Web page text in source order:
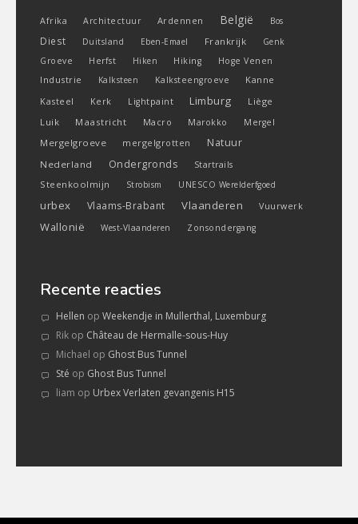
Afrika Architectuur Ardennen België Bos
Diest Duitsland Eben-Emael Frankrijk
Genk
Groeve
Herfst Hiken Hiking Hoge Venen
Industrie Kalksteen Kalksteengroeve
Kanne
Kasteel
Kerk Lightpaint Limburg
Liège
Luik
Maastricht Macro Marokko Mergel
Mergelgroeve mergelgrotten Natuur
Nederland Ondergronds Startrails
Steenkoolmijn Strobism UNESCO Werelderfgoed
urbex Vlaams-Brabant Vlaanderen Vuurwerk
Wallonië West-Vlaanderen Zonsondergang
Recente reacties
Hellen op Weekendje in Mullerthal, Luxemburg
Rik op Château de Hermalle-sous-Huy
Michael op Ghost Bus Tunnel
Sté op Ghost Bus Tunnel
liam op Urbex Verlaten gevangenis H15